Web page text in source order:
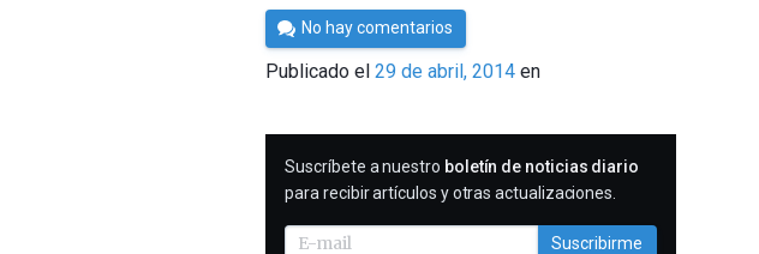
Por
César
Tomé
No hay comentarios
Publicado el29 de abril, 2014 en
SUSCRIBIRME
Suscríbete a nuestro boletín de noticias diario
para recibir artículos y otras actualizaciones.
Suscribirme